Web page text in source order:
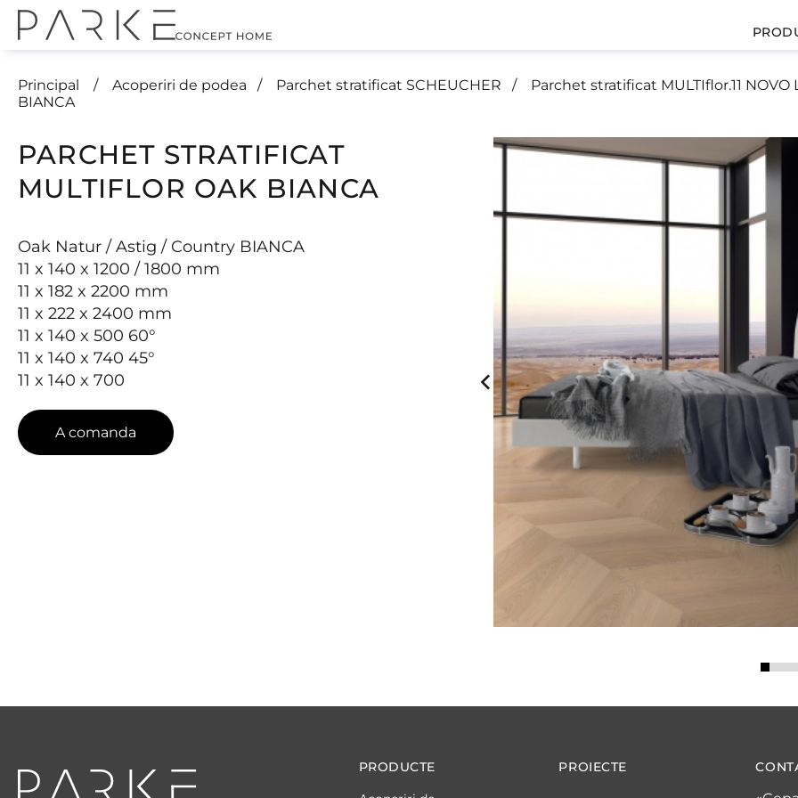
Principal Acoperiri de podea Parchet stratificat SCHEUCHER
Parchet stratificat MULTIflor.11 NOVO
BIANCA
PARCHET STRATIFICAT
MULTIFLOR OAK BIANCA
Oak Natur / Astig / Country BIANCA
11 x 140 x 1200 / 1800 mm
11 x 182 x 2200 mm
11 x 222 x 2400 mm
11 x 140 x 500 60°
11 x 140 x 740 45°
11 x 140 x 700
A comanda
PRODUCTE
PROIECTE